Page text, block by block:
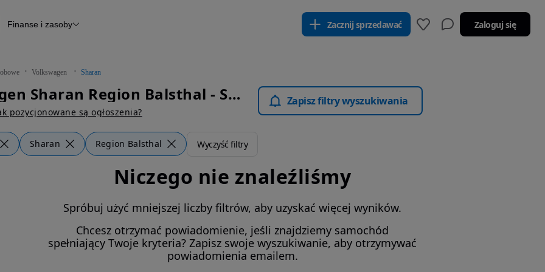
Raport z inspekcji
Otomoto News
Finanse i zasoby Zacznij sprzedawać Zaloguj się
Volkswagen Sharan
Volkswagen Sharan Region Balsthal - Samochody Osobowe
pozycjonowane są ogłoszenia?
Zapisz filtry wyszukiwania
Sharan Region Balsthal Wyczyść filtry
Niczego nie znaleźliśmy
Spróbuj użyć mniejszej liczby filtrów, aby uzyskać więcej wyników.
Chcesz otrzymać powiadomienie, jeśli znajdziemy samochód
spełniający Twoje kryteria? Zapisz swoje wyszukiwanie, aby otrzymywać
powiadomienia emailem.